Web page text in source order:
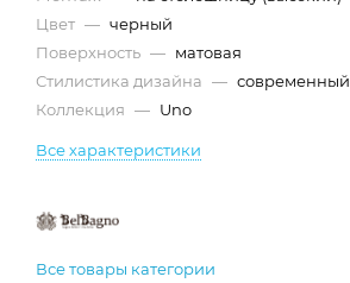
Цвет — черный
Поверхность — матовая
Стилистика дизайна — современный
Коллекция — Uno
Все характеристики
Все товары категории